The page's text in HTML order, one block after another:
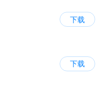
下载
下载